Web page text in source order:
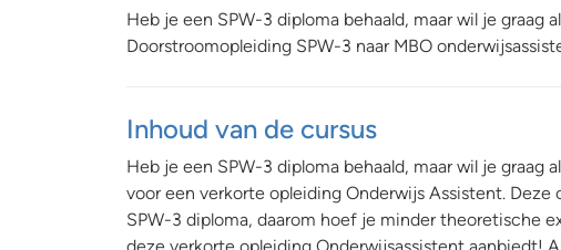
Heb je een SPW-3 diploma behaald, maar wil je graag
Doorstroomopleiding SPW-3 naar MBO
Inhoud van de cursus
Heb je een SPW-3 diploma behaald, maar wil je
voor een verkorte opleiding Onderwijs Assistent.
SPW-3 diploma, daarom hoef je minder theoretische